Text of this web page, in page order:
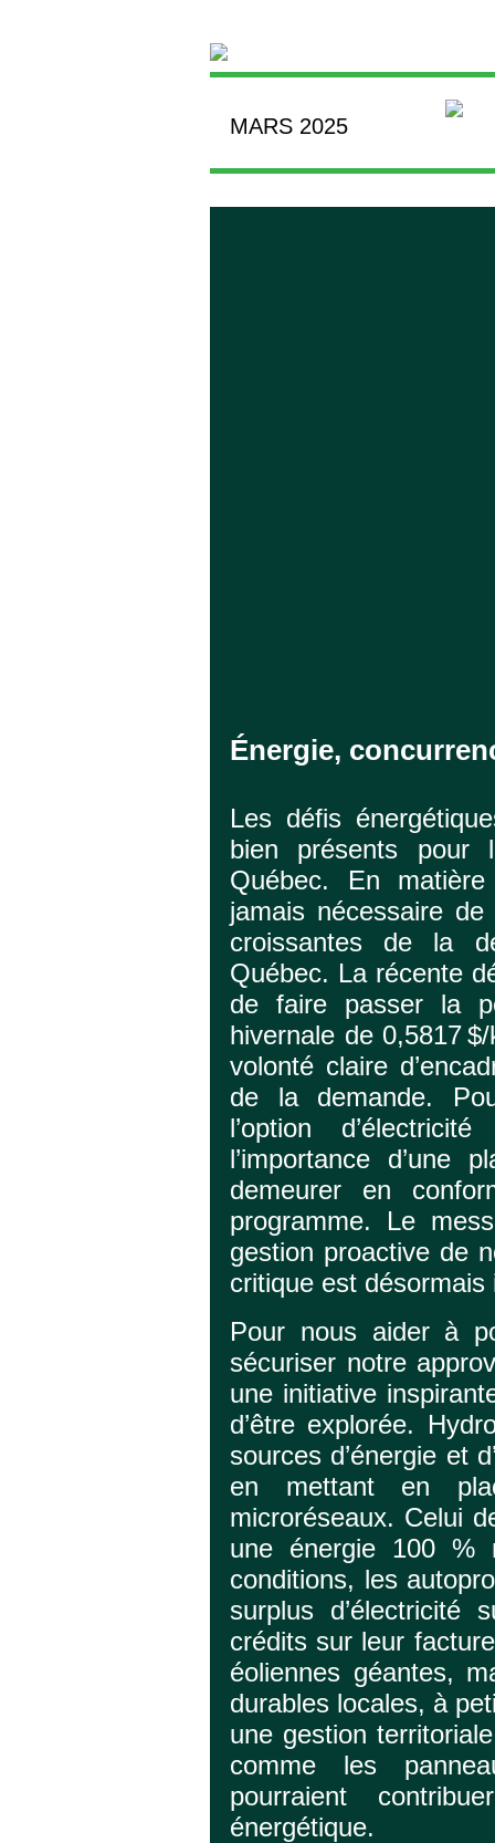
MARS 2025
Énergie,
Les défis
bien présents pour
Québec. En
jamais nécessaire
croissantes de la
Québec. La récente
de faire passer la
hivernale de 0,5817
volonté claire
de la demande.
l’option
l’importance d’une
demeurer en
programme. Le
gestion proactive de
critique est désormais
Pour nous aider à
sécuriser notre
une initiative
d’être explorée.
sources d’énergie et
en mettant en
microréseaux. Celui
une énergie 100 %
conditions, les
surplus
crédits sur leur
éoliennes géantes,
durables locales, à
une gestion
comme les
pourraient
énergétique.